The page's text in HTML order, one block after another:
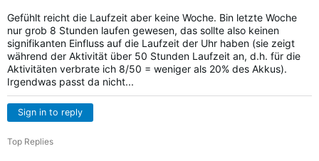
Gefühlt reicht die Laufzeit aber keine Woche. Bin letzte Woche
nur grob 8 Stunden laufen gewesen, das sollte also keinen
signifikanten Einfluss auf die Laufzeit der Uhr haben (sie zeigt
während der Aktivität über 50 Stunden Laufzeit an, d.h. für die
Aktivitäten verbrate ich 8/50 = weniger als 20% des Akkus).
Irgendwas passt da nicht...
Sign in to reply
Top Replies